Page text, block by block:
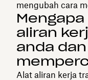
mengubah cara
aliran
anda
Alat aliran kerja